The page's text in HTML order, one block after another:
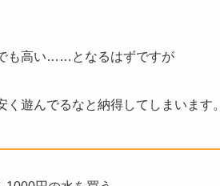
も高い……となるはずですが
遊んでるなと納得してしまいます。